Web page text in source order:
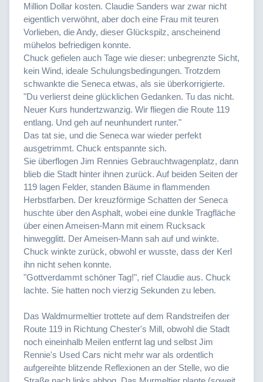
Million Dollar kosten. Claudie Sanders war zwar nicht
eigentlich verwöhnt, aber doch eine Frau mit teuren
Vorlieben, die Andy, dieser Glückspilz, anscheinend
mühelos befriedigen konnte.
Chuck gefielen auch Tage wie dieser: unbegrenzte Sicht,
kein Wind, ideale Schulungsbedingungen. Trotzdem
schwankte die Seneca etwas, als sie überkorrigierte.
"Du verlierst deine glücklichen Gedanken. Tu das nicht.
Neuer Kurs hundertzwanzig. Wir fliegen die Route 119
entlang. Und geh auf neunhundert runter."
Das tat sie, und die Seneca war wieder perfekt
ausgetrimmt. Chuck entspannte sich.
Sie überflogen Jim Rennies Gebrauchtwagenplatz, dann
blieb die Stadt hinter ihnen zurück. Auf beiden Seiten der
119 lagen Felder, standen Bäume in flammenden
Herbstfarben. Der kreuzförmige Schatten der Seneca
huschte über den Asphalt, wobei eine dunkle Tragfläche
über einen Ameisen-Mann mit einem Rucksack
hinwegglitt. Der Ameisen-Mann sah auf und winkte.
Chuck winkte zurück, obwohl er wusste, dass der Kerl
ihn nicht sehen konnte.
"Gottverdammt schöner Tag!", rief Claudie aus. Chuck
lachte. Sie hatten noch vierzig Sekunden zu leben.
Das Waldmurmeltier trottete auf dem Randstreifen der
Route 119 in Richtung Chester's Mill, obwohl die Stadt
noch eineinhalb Meilen entfernt lag und selbst Jim
Rennie's Used Cars nicht mehr war als ordentlich
aufgereihte blitzende Reflexionen an der Stelle, wo die